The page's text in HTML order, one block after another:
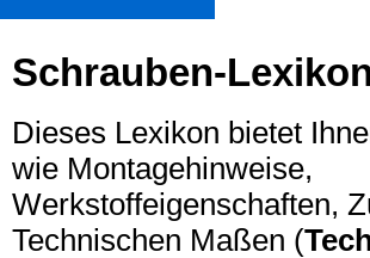
Schrauben-
Dieses Lexikon bietet
wie Montagehinweise,
Werkstoffeigenschaften,
Technischen Maßen (